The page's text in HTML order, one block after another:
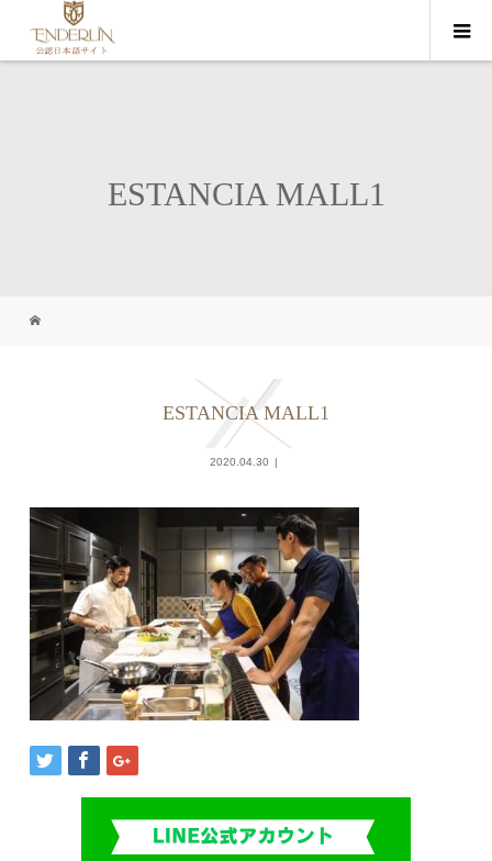
ESTANCIA MALL1
ESTANCIA MALL1
2020.04.30